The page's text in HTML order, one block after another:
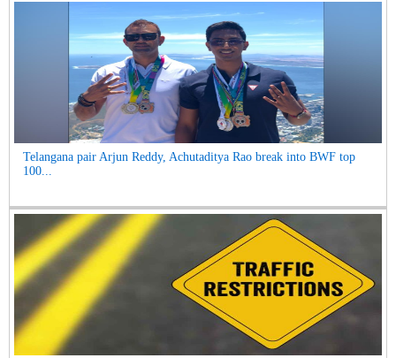
Telangana pair Arjun Reddy, Achutaditya Rao break into BWF top
100...